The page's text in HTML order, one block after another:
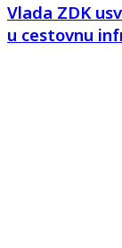
Vlada ZDK
u cestovnu